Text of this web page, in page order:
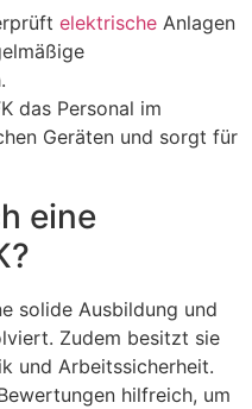
elektrische Anlagen
das Personal im
Geräten und sorgt für
eine
solide Ausbildung und
Zudem besitzt sie
und Arbeitssicherheit.
hilfreich, um